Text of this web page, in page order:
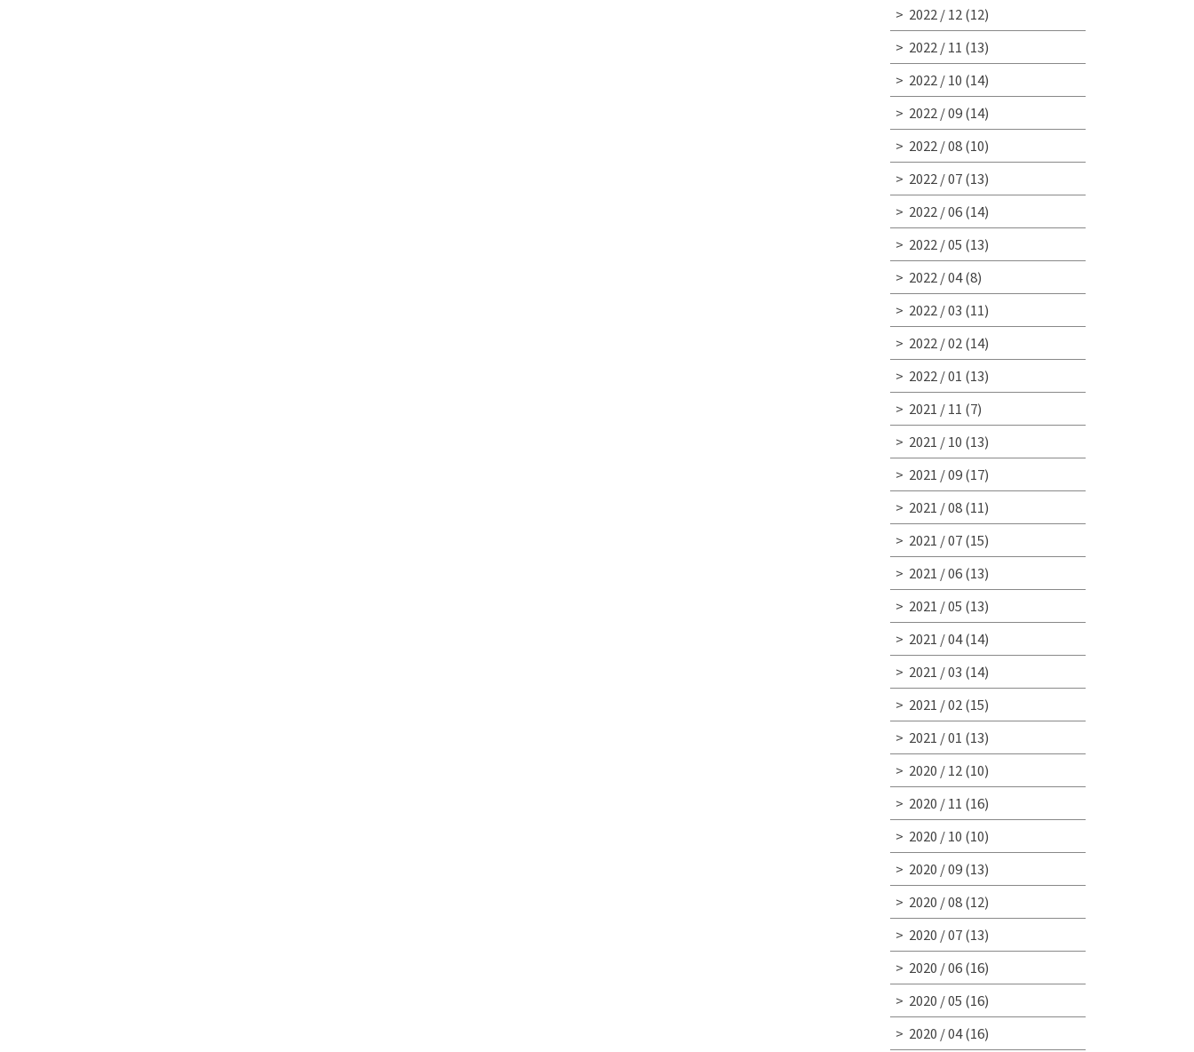
2022 / 12 (12)
2022 / 11 (13)
2022 / 10 (14)
2022 / 09(14)
2022 / 08(10)
2022 / 07(13)
2022 / 06(14)
2022 / 05 (13)
2022 / 04(8)
2022 / 03 (11)
2022 / 02 (14)
2022 / 01 (13)
2021 / 11 (7)
2021 / 10 (13)
2021 / 09(17)
2021 / 08(11)
2021 / 07(15)
2021 / 06(13)
2021 / 05 (13)
2021 / 04(14)
2021 / 03 (14)
2021 / 02 (15)
2021 / 01 (13)
2020 / 12 (10)
2020 / 11 (16)
2020 / 10 (10)
2020 / 09(13)
2020 / 08(12)
2020 / 07(13)
2020 / 06(16)
2020 / 05 (16)
2020 / 04(16)